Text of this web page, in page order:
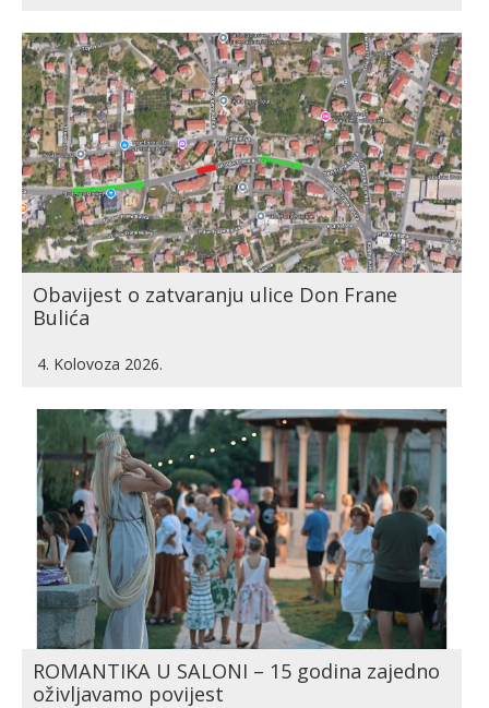
Obavijest o zatvaranju ulice Don Frane
Bulića
4. Kolovoza 2026.
ROMANTIKA U SALONI – 15 godina zajedno
oživljavamo povijest